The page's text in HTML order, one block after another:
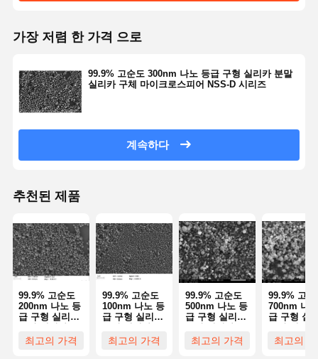
품질 관리 연락처 견적 요청
실리카 미소구체 화장품
용융 실리카 분말
나노 실리카 분말
가장 저렴 한 가격 으로
99.9% 고순도 300nm 나노 등급 구형 실리카 분말
실리카 구체 마이크로스피어 NSS-D 시리즈
계속하다
추천된 제품
99.9% 고순도
200nm 나노 등
급 구형 실리카
체 마이크로스
피어 NSS-D 시
최고의 가격
99.9% 고순도
100nm 나노 등
급 구형 실리카
체 마이크로스
피어 NSS-D 시
최고의 가격
99.9% 고순도
500nm 나노 등
급 구형 실리카
체 마이크로스
피어 NSS-D 시
최고의 가격
99.9% 고순
700nm 나
급 구형 실
체 마이크
피어 NSS-
최고의